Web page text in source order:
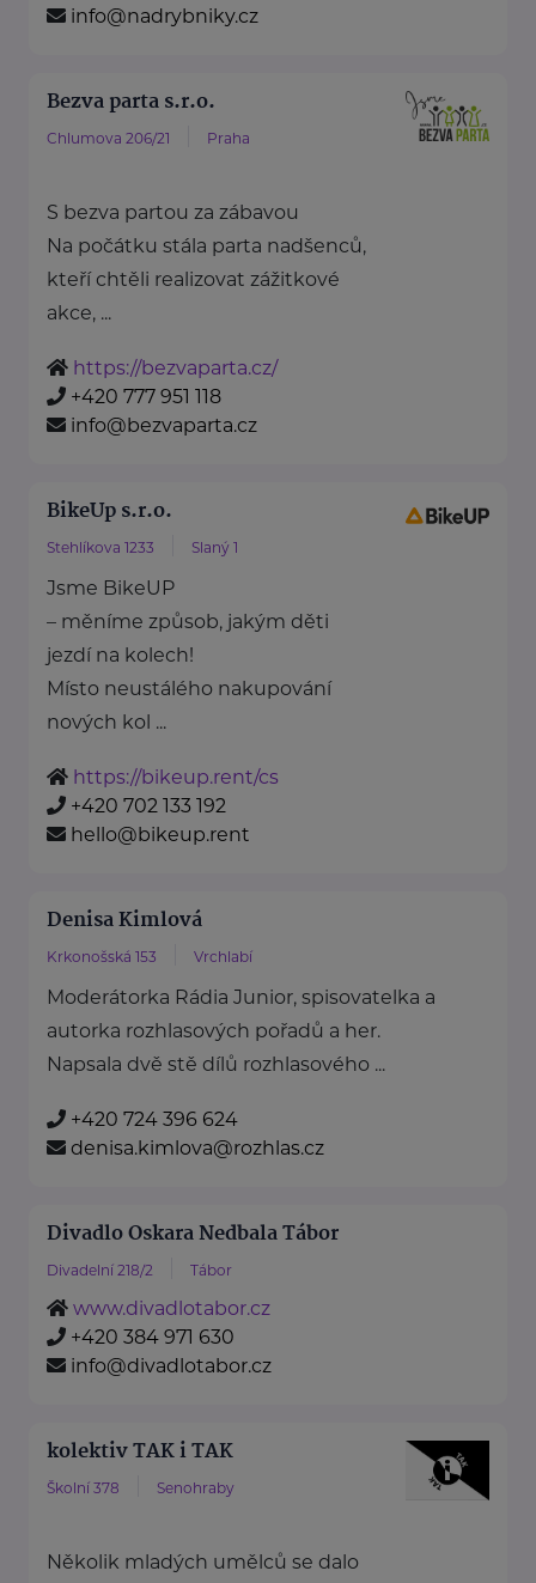
info@nadrybniky.cz
Bezva parta s.r.o.
Chlumova 206/21 Praha
S bezva partou za zábavou
Na počátku stála parta nadšenců,
kteří chtěli realizovat zážitkové
akce, ...
https://bezvaparta.cz/
+420 777 951 118
info@bezvaparta.cz
BikeUp s.r.o.
Stehlíkova 1233 Slaný 1
Jsme BikeUP
– měníme způsob, jakým děti
jezdí na kolech!
Místo neustálého nakupování
nových kol ...
https://bikeup.rent/cs
+420 702 133 192
hello@bikeup.rent
Denisa Kimlová
Krkonošská 153 Vrchlabí
Moderátorka Rádia Junior, spisovatelka a
autorka rozhlasových pořadů a her.
Napsala dvě stě dílů rozhlasového ...
+420 724 396 624
denisa.kimlova@rozhlas.cz
Divadlo Oskara Nedbala Tábor
Divadelní 218/2 Tábor
www.divadlotabor.cz
+420 384 971 630
info@divadlotabor.cz
kolektiv TAK i TAK
Školní 378 Senohraby
Několik mladých umělců se dalo